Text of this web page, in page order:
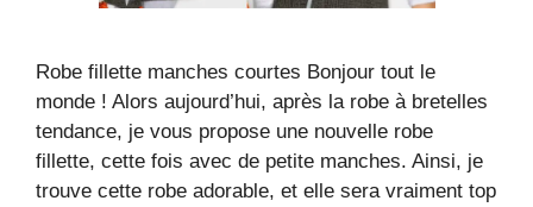
Robe fillette manches courtes Bonjour tout le
monde ! Alors aujourd’hui, après la robe à bretelles
tendance, je vous propose une nouvelle robe
fillette, cette fois avec de petite manches. Ainsi, je
trouve cette robe adorable, et elle sera vraiment top